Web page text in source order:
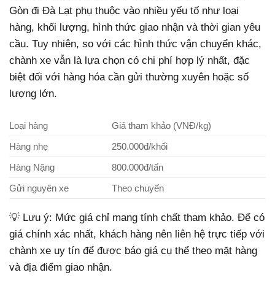
Gòn đi Đà Lạt phụ thuộc vào nhiều yếu tố như loại
hàng, khối lượng, hình thức giao nhận và thời gian yêu
cầu. Tuy nhiên, so với các hình thức vận chuyển khác,
chành xe vẫn là lựa chọn có chi phí hợp lý nhất, đặc
biệt đối với hàng hóa cần gửi thường xuyên hoặc số
lượng lớn.
Loại hàng
Giá tham khảo (VNĐ/kg)
Hàng nhẹ
250.000đ/khối
Hàng Nặng
800.000đ/tấn
Gửi nguyên xe
Theo chuyến
💡 Lưu ý: Mức giá chỉ mang tính chất tham khảo. Để có
giá chính xác nhất, khách hàng nên liên hệ trực tiếp với
chành xe uy tín để được báo giá cụ thể theo mặt hàng
và địa điểm giao nhận.